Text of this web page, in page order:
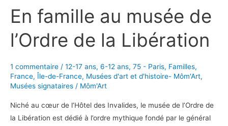
En famille au musée de
l’Ordre de la Libération
1 commentaire / 12-17 ans, 6-12 ans, 75 - Paris, Familles,
France, Île-de-France, Musées d'art et d'histoire- Môm'Art,
Musées signataires / Môm'Art
Niché au cœur de l’Hôtel des Invalides, le musée de l’Ordre de
la Libération est dédié à l’ordre mythique fondé par le général